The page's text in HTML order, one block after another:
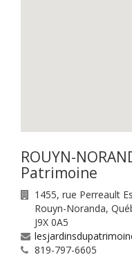
ROUYN-
Patrimoine
1455, rue Perreault
Rouyn-Noranda,
J9X 0A5
819-797-6605